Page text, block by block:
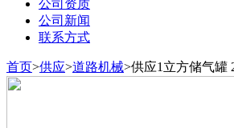
公司资质
公司新闻
联系方式
首页>供应>道路机械>供应1立方储气罐